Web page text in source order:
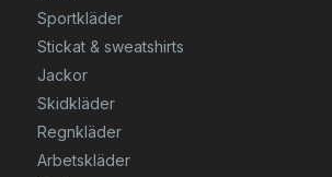
Sportkläder
Stickat & sweatshirts
Jackor
Skidkläder
Regnkläder
Arbetskläder